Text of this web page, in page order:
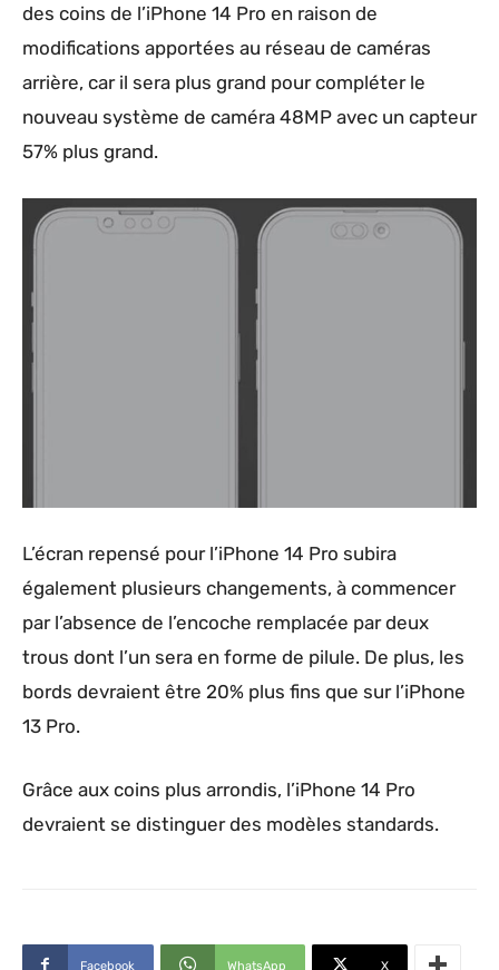
des coins de l’‌iPhone 14 Pro‌ en raison de
modifications apportées au réseau de caméras
arrière, car il sera plus grand pour compléter le
nouveau système de caméra 48MP avec un capteur
57% plus grand.
L’écran repensé pour l’‌iPhone 14 Pro‌ subira
également plusieurs changements, à commencer
par l’absence de l’encoche remplacée par deux
trous dont l’un sera en forme de pilule. De plus, les
bords devraient être 20% plus fins que sur l’iPhone
13 Pro.
Grâce aux coins plus arrondis, l’iPhone 14 Pro
devraient se distinguer des modèles standards.
Facebook WhatsApp X